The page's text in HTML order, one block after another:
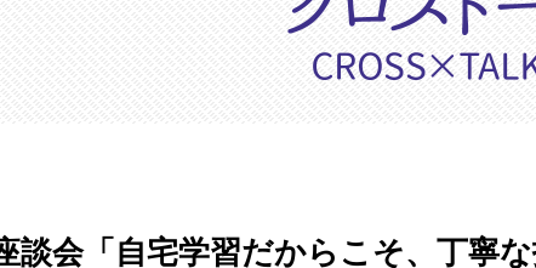
談会「自宅学習だからこそ、丁寧